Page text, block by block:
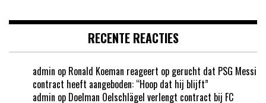
RECENTE REACTIES
admin op Ronald Koeman reageert op gerucht dat PSG Messi
contract heeft aangeboden: “Hoop dat hij blijft”
admin op Doelman Oelschlägel verlengt contract bij FC